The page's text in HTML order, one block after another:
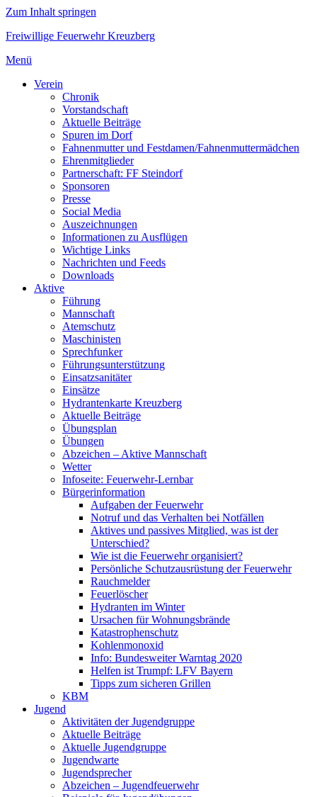
Zum Inhalt springen
Freiwillige Feuerwehr Kreuzberg
Menü
Verein
Chronik
Vorstandschaft
Aktuelle Beiträge
Spuren im Dorf
Fahnenmutter und Festdamen/Fahnenmuttermädchen
Ehrenmitglieder
Partnerschaft: FF Steindorf
Sponsoren
Presse
Social Media
Auszeichnungen
Informationen zu Ausflügen
Wichtige Links
Nachrichten und Feeds
Downloads
Aktive
Führung
Mannschaft
Atemschutz
Maschinisten
Sprechfunker
Führungsunterstützung
Einsatzsanitäter
Einsätze
Hydrantenkarte Kreuzberg
Aktuelle Beiträge
Übungsplan
Übungen
Abzeichen – Aktive Mannschaft
Wetter
Infoseite: Feuerwehr-Lernbar
Bürgerinformation
Aufgaben der Feuerwehr
Notruf und das Verhalten bei Notfällen
Aktives und passives Mitglied, was ist der
Unterschied?
Wie ist die Feuerwehr organisiert?
Persönliche Schutzausrüstung der Feuerwehr
Rauchmelder
Feuerlöscher
Hydranten im Winter
Ursachen für Wohnungsbrände
Katastrophenschutz
Kohlenmonoxid
Info: Bundesweiter Warntag 2020
Helfen ist Trumpf: LFV Bayern
Tipps zum sicheren Grillen
KBM
Jugend
Aktivitäten der Jugendgruppe
Aktuelle Beiträge
Aktuelle Jugendgruppe
Jugendwarte
Jugendsprecher
Abzeichen – Jugendfeuerwehr